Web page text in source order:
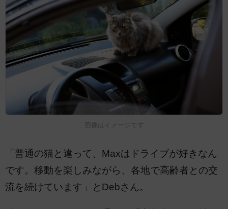
画像はイメージです
「普通の猫と違って、Maxはドライブが好きなん
です。移動を楽しみながら、各地で高齢者との交
流を続けています」とDebさん。